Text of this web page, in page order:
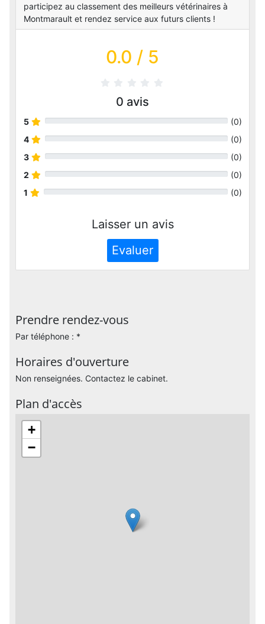
participez au classement des meilleurs vétérinaires à
Montmarault et rendez service aux futurs clients !
0.0 / 5
0 avis
5 (0)
4
(0)
3
(0)
2
(0)
1
(0)
Laisser un avis
Evaluer
Prendre rendez-vous
Par téléphone : *
Horaires d'ouverture
Non renseignées. Contactez le cabinet.
Plan d'accès
+
−